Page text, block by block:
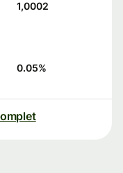
1,0002
0.05%